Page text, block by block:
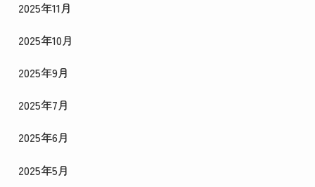
2025年11月
2025年10月
2025年9月
2025年7月
2025年6月
2025年5月